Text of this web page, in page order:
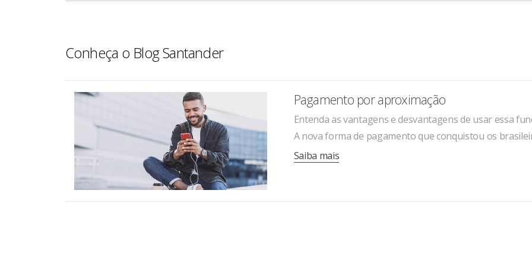
Conheça o Blog Santander
Pagamento por aproximação
Entenda as vantagens e desvantagens de usar essa
A nova forma de pagamento que conquistou os
Saiba mais